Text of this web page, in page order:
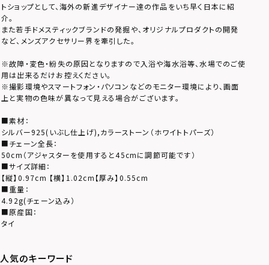
トショップとして、海外の新進デザイナー達の作品をいち早く日本に紹
介。
また若手ドメスティックブランドの発掘や、オリジナルプロダクトの開発
など、メンズアクセサリー界を牽引した。
※故障・変色・紛失の原因となりますので入浴や海水浴等、水場でのご使
用は出来るだけお控えください。
※撮影環境やスマートフォン・パソコンなどのモニター環境により、画面
上と実物の色味が異なって見える場合がございます。
■素材：
シルバー925(いぶし仕上げ),カラーストーン（ホワイトトパーズ）
■チェーン全長：
50cm（アジャスターを使用すると45cmに調節可能です）
■サイズ詳細：
【縦】0.97cm 【横】1.02cm【厚み】0.55cm
■重量：
4.92g(チェーン込み）
■原産国：
タイ